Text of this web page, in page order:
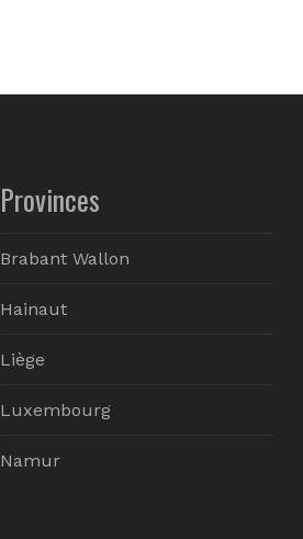
Provinces
Brabant Wallon
Hainaut
Liège
Luxembourg
Namur